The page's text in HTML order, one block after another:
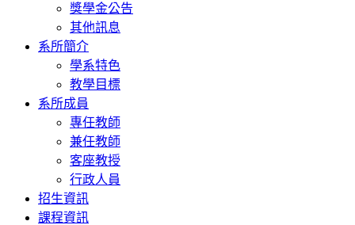
獎學金公告
其他訊息
系所簡介
學系特色
教學目標
系所成員
專任教師
兼任教師
客座教授
行政人員
招生資訊
課程資訊